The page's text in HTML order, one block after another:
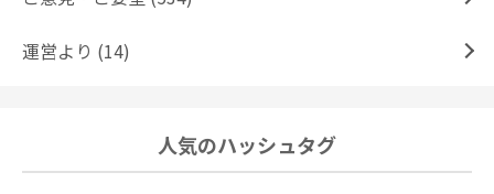
運営より (14)
人気のハッシュタグ